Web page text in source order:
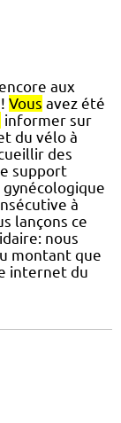
aux
Vous avez été
informer sur
du vélo à
des
support
à
lançons ce
nous
montant que
internet du